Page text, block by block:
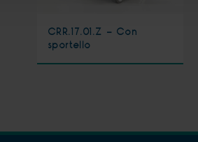
CRR.17.01.Z - Con
sportello